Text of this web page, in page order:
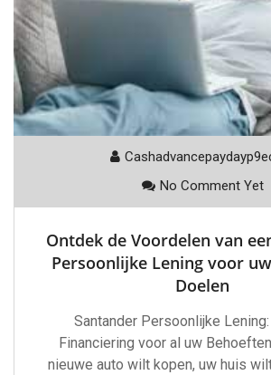
No Comment Yet
Ontdek de Voordelen van
Persoonlijke Lening voor
Doelen
Santander Persoonlijke
Financiering voor al uw
nieuwe auto wilt kopen, uw huis